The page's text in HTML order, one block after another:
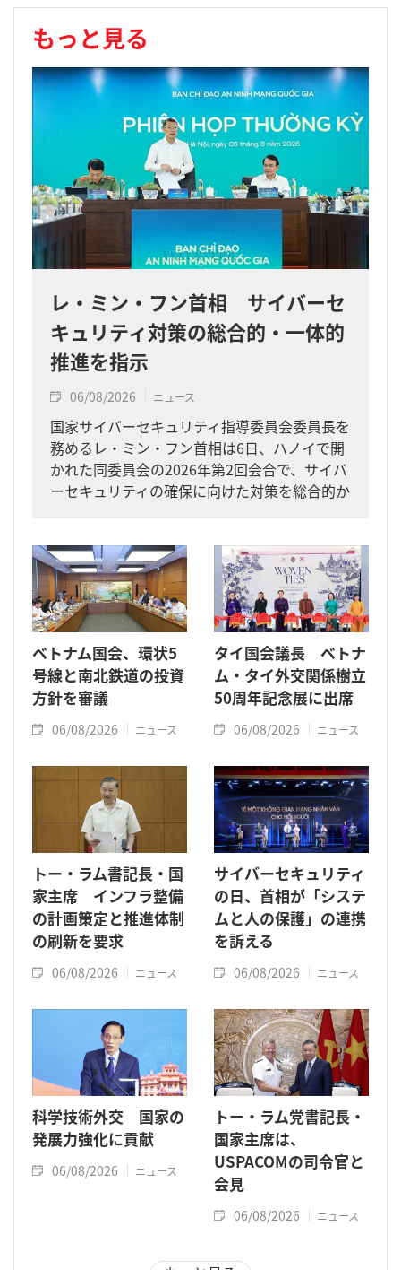
もっと見る
レ・ミン・フン首相 サイバーセ
キュリティ対策の総合的・一体的
推進を指示
06/08/2026 ニュース
国家サイバーセキュリティ指導委員会委員長を
務めるレ・ミン・フン首相は6日、ハノイで開
かれた同委員会の2026年第2回会合で、サイバ
ーセキュリティの確保に向けた対策を総合的か
ベトナム国会、環状5
号線と南北鉄道の投資
方針を審議
06/08/2026 ニュース
タイ国会議長 ベトナ
ム・タイ外交関係樹立
50周年記念展に出席
06/08/2026 ニュース
トー・ラム書記長・国
家主席 インフラ整備
の計画策定と推進体制
の刷新を要求
06/08/2026 ニュース
サイバーセキュリティ
の日、首相が「システ
ムと人の保護」の連携
を訴える
06/08/2026 ニュース
科学技術外交 国家の
発展力強化に貢献
06/08/2026 ニュース
トー・ラム党書記長・
国家主席は、
USPACOMの司令官と
会見
06/08/2026 ニュース